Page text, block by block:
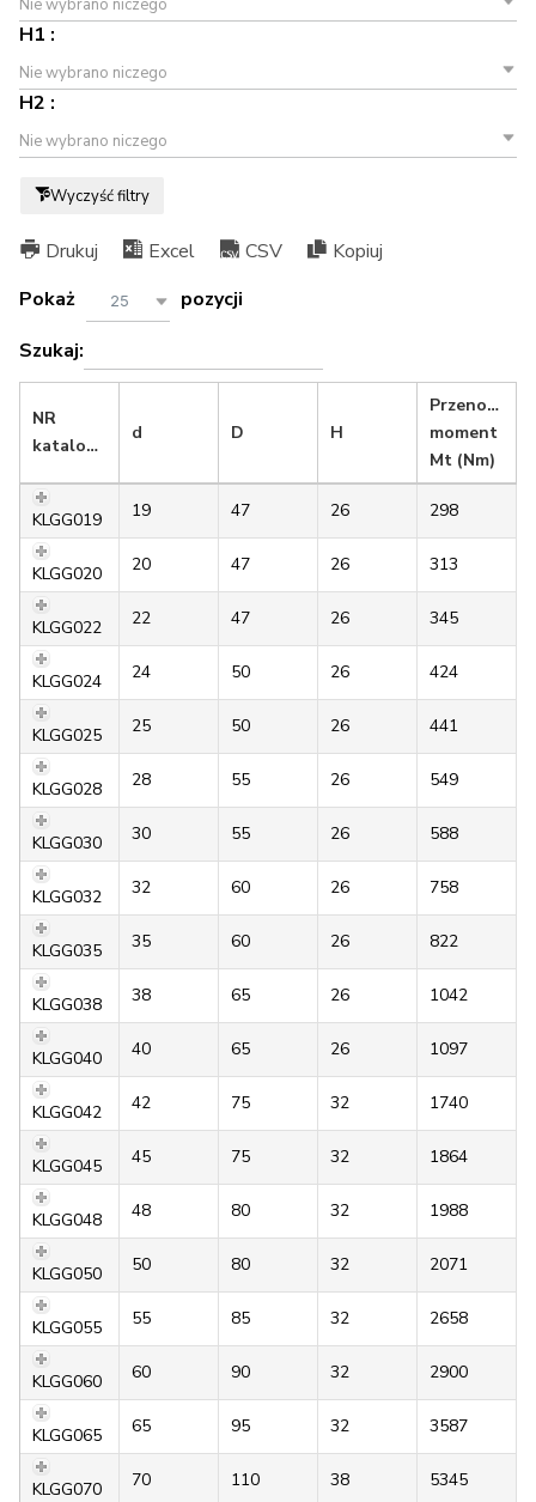
H1 :
Nie wybrano niczego
H2 :
Nie wybrano niczego
Wyczyść filtry
Drukuj Excel CSV
Kopiuj
Pokaż
25
pozycji
Szukaj:
NR
katalogowy
d D H
Przenoszony
moment
Mt (Nm)
KLGG019 19 47 26 298
KLGG020 20 47 26 313
KLGG022 22 47 26 345
KLGG024 24 50 26 424
KLGG025 25 50 26 441
KLGG028 28 55 26 549
KLGG030 30 55 26 588
KLGG032 32 60 26 758
KLGG035 35 60 26 822
KLGG038 38 65 26 1042
KLGG040 40 65 26 1097
KLGG042 42 75 32 1740
KLGG045 45 75 32 1864
KLGG048 48 80 32 1988
KLGG050 50 80 32 2071
KLGG055 55 85 32 2658
KLGG060 60 90 32 2900
KLGG065 65 95 32 3587
KLGG070 70 110 38 5345